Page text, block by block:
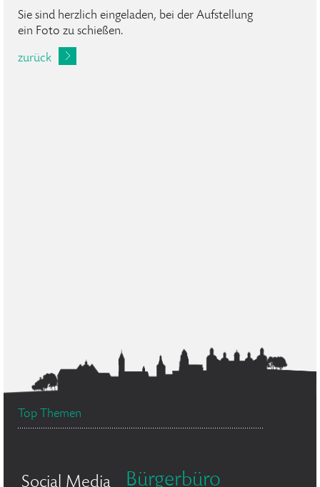
Sie sind herzlich eingeladen, bei der Aufstellung
ein Foto zu schießen.
zurück
Top Themen
Social Media Bürgerbüro